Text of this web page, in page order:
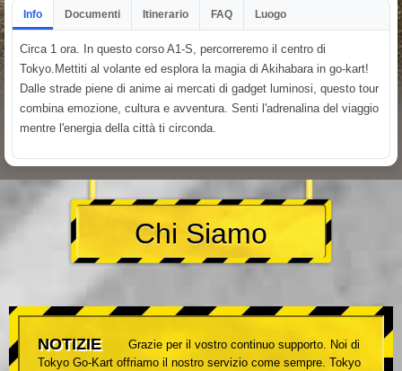
Info Documenti Itinerario FAQ Luogo
Circa 1 ora. In questo corso A1-S, percorreremo il centro di
Tokyo.Mettiti al volante ed esplora la magia di Akihabara in go-kart!
Dalle strade piene di anime ai mercati di gadget luminosi, questo tour
combina emozione, cultura e avventura. Senti l'adrenalina del viaggio
mentre l'energia della città ti circonda.
Chi Siamo
NOTIZIE
Grazie per il vostro continuo supporto. Noi di
Tokyo Go-Kart offriamo il nostro servizio come sempre. Tokyo